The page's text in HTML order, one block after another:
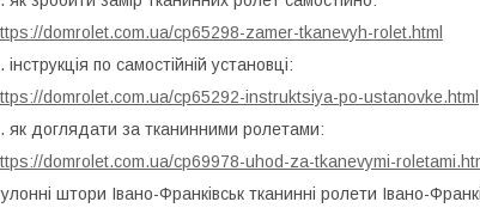
domrolet.com.ua/cp65298-zamer-tkanevyh-rolet.html
інструкція по самостійній установці:
domrolet.com.ua/cp65292-instruktsiya-po-ustanovke.html
як доглядати за тканинними ролетами:
domrolet.com.ua/cp69978-uhod-za-tkanevymi-
штори Івано-Франківськ тканинні ролети Івано-